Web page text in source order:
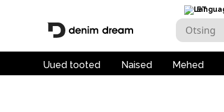
ET
Uued tooted Naised Mehed